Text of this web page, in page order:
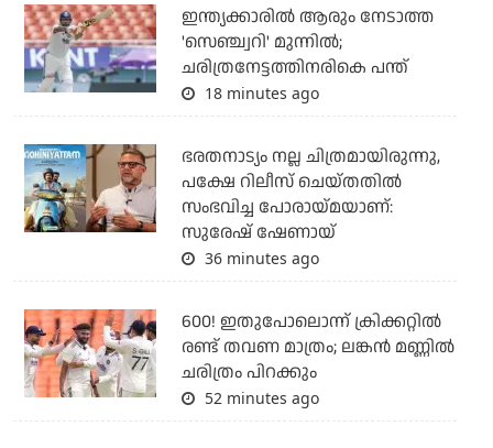
ഇന്ത്യക്കാരില്‍ ആരും നേടാത്ത
'സെഞ്ച്വറി' മുന്നില്‍;
ചരിത്രനേട്ടത്തിനരികെ പന്ത്
18 minutes ago
ഭരതനാട്യം നല്ല ചിത്രമായിരുന്നു,
പക്ഷേ റിലീസ് ചെയ്തതില്‍
സംഭവിച്ച പോരായ്മയാണ്:
സുരേഷ് ഷേണായ്
36 minutes ago
600! ഇതുപോലൊന്ന് ക്രിക്കറ്റില്‍
രണ്ട് തവണ മാത്രം; ലങ്കന്‍ മണ്ണില്‍
ചരിത്രം പിറക്കും
52 minutes ago